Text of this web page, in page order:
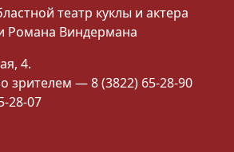
театр куклы и актера
Романа Виндермана
4.
зрителем — 8 (3822) 65-28-90
28-07